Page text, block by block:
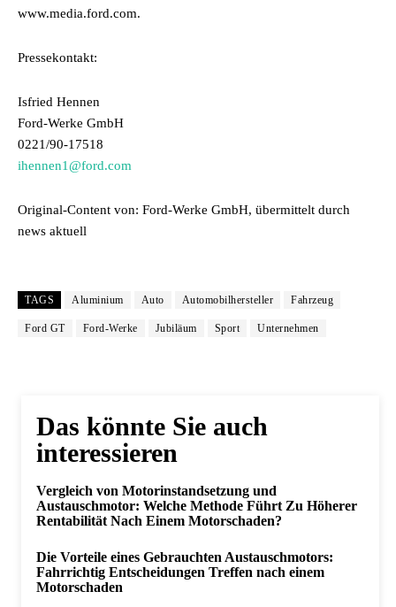
www.media.ford.com.
Pressekontakt:
Isfried Hennen
Ford-Werke GmbH
0221/90-17518
ihennen1@ford.com
Original-Content von: Ford-Werke GmbH, übermittelt durch
news aktuell
TAGS Aluminium Auto Automobilhersteller Fahrzeug
Ford GT Ford-Werke Jubiläum Sport Unternehmen
Das könnte Sie auch
interessieren
Vergleich von Motorinstandsetzung und
Austauschmotor: Welche Methode Führt Zu Höherer
Rentabilität Nach Einem Motorschaden?
Die Vorteile eines Gebrauchten Austauschmotors:
Fahrrichtig Entscheidungen Treffen nach einem
Motorschaden